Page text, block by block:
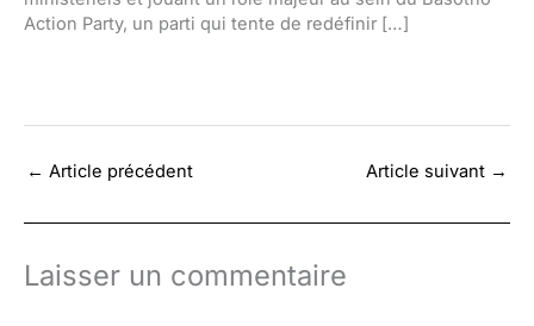
Action Party, un parti qui tente de redéfinir […]
← Article précédent Article suivant →
Laisser un commentaire